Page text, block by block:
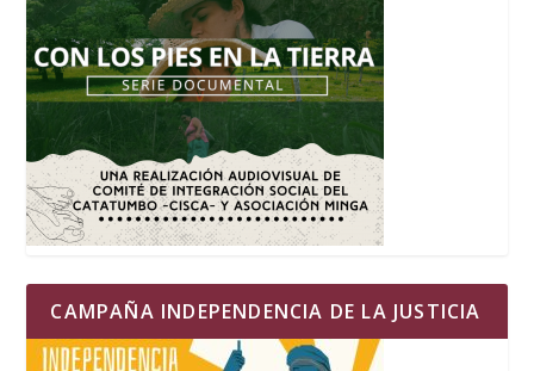
CAMPAÑA INDEPENDENCIA DE LA JUSTICIA